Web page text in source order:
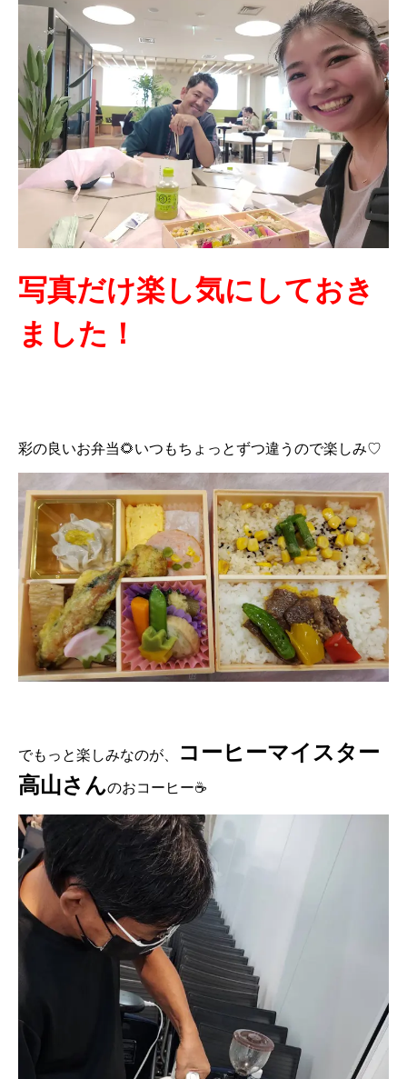
写真だけ楽し気にしておき
ました！
彩の良いお弁当🌻いつもちょっとずつ違うので楽しみ♡
でもっと楽しみなのが、
コーヒーマイスター
高山さんのおコーヒー☕